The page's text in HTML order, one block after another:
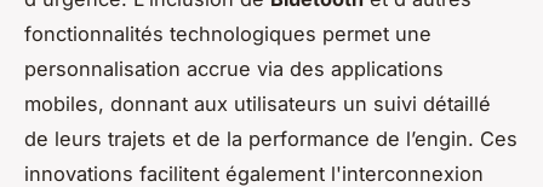
fonctionnalités technologiques permet une
personnalisation accrue via des applications
mobiles, donnant aux utilisateurs un suivi détaillé
de leurs trajets et de la performance de l’engin. Ces
innovations facilitent également l'interconnexion